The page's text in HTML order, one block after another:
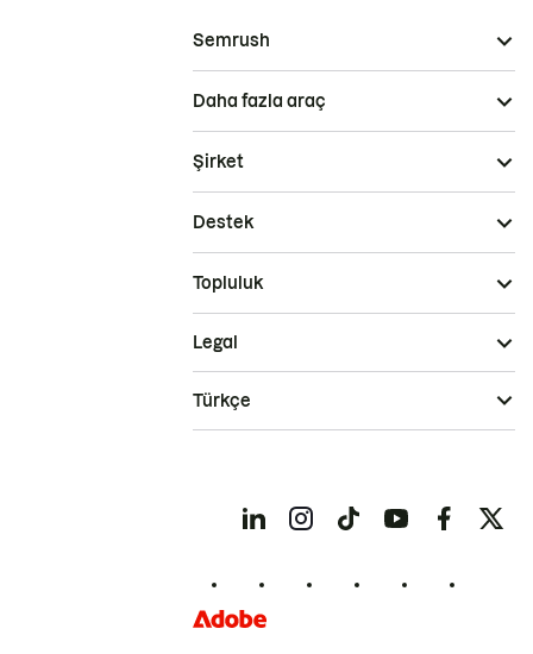
Semrush
Daha fazla araç
Şirket
Destek
Topluluk
Legal
Türkçe